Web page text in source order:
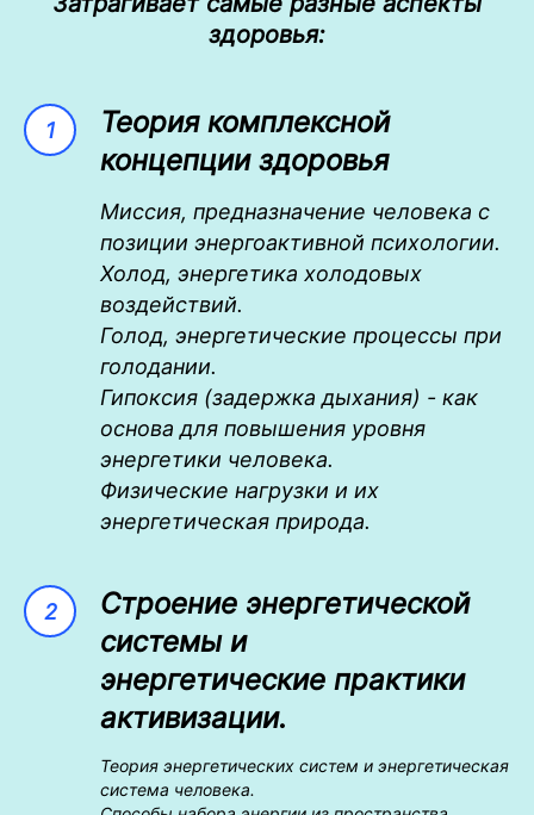
здоровья:
Теория комплексной
концепции здоровья
Миссия, предназначение человека с
позиции энергоактивной психологии.
Холод, энергетика холодовых
воздействий.
Голод, энергетические процессы при
голодании.
Гипоксия (задержка дыхания) - как
основа для повышения уровня
энергетики человека.
Физические нагрузки и их
энергетическая природа.
Строение энергетической
системы и
энергетические практики
активизации.
Теория энергетических систем и энергетическая
система человека.